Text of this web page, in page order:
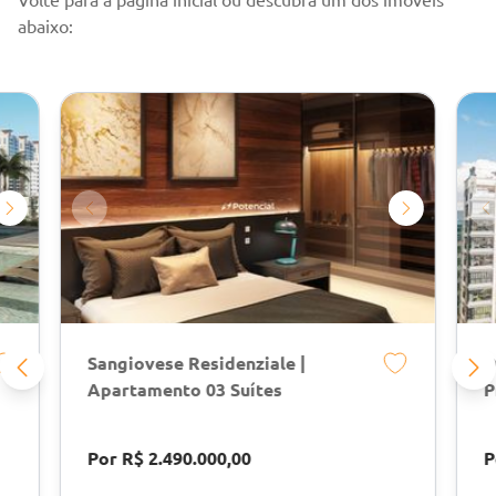
abaixo:
Sangiovese Residenziale |
Apartamento 03 Suítes
Por R$ 2.490.000,00